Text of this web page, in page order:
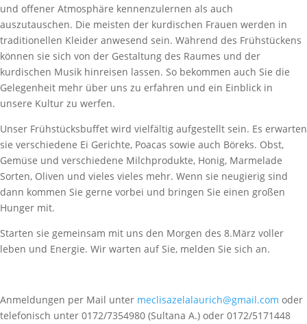
und offener Atmosphäre kennenzulernen als auch
auszutauschen. Die meisten der kurdischen Frauen werden in
traditionellen Kleider anwesend sein. Während des Frühstückens
können sie sich von der Gestaltung des Raumes und der
kurdischen Musik hinreisen lassen. So bekommen auch Sie die
Gelegenheit mehr über uns zu erfahren und ein Einblick in
unsere Kultur zu werfen.
Unser Frühstücksbuffet wird vielfältig aufgestellt sein. Es erwarten
sie verschiedene Ei Gerichte, Poacas sowie auch Böreks. Obst,
Gemüse und verschiedene Milchprodukte, Honig, Marmelade
Sorten, Oliven und vieles vieles mehr. Wenn sie neugierig sind
dann kommen Sie gerne vorbei und bringen Sie einen großen
Hunger mit.
Starten sie gemeinsam mit uns den Morgen des 8.März voller
leben und Energie. Wir warten auf Sie, melden Sie sich an.
Anmeldungen per Mail unter meclisazelalaurich@gmail.com oder
telefonisch unter 0172/7354980 (Sultana A.) oder 0172/5171448